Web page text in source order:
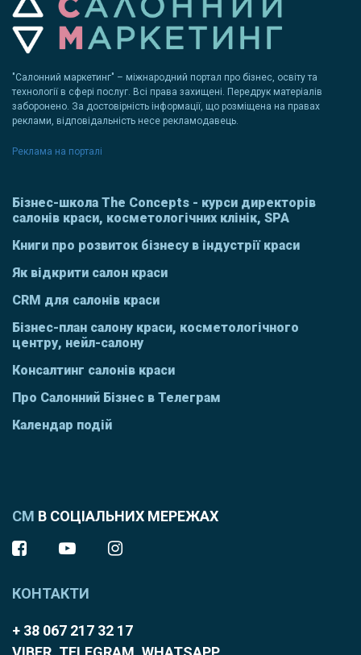
"Салонний маркетинг" – міжнародний портал про бізнес, освіту та
технології в сфері послуг. Всі права захищені. Передрук матеріалів
заборонено. За достовірність інформації, що розміщена на правах
реклами, відповідальність несе рекламодавець.
Реклама на порталі
Бізнес-школа The Concepts - курси директорів
салонів краси, косметологічних клінік, SPA
Книги про розвиток бізнесу в індустрії краси
Як відкрити салон краси
CRM для салонів краси
Бізнес-план салону краси, косметологічного
центру, нейл-салону
Консалтинг салонів краси
Про Салонний Бізнес в Телеграм
Календар подій
СМ В СОЦІАЛЬНИХ МЕРЕЖАХ
КОНТАКТИ
+ 38 067 217 32 17